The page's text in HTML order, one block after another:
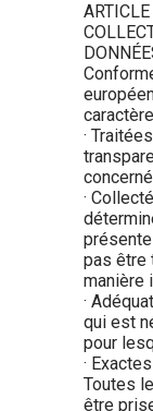
·
·
pas être
manière
·
qui est
pour
·
Toutes
être